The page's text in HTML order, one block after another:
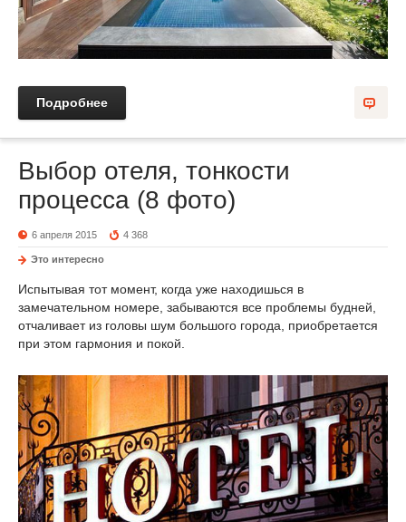
Подробнее
Выбор отеля, тонкости
процесса (8 фото)
6 апреля 2015 4 368
Это интересно
Испытывая тот момент, когда уже находишься в
замечательном номере, забываются все проблемы будней,
отчаливает из головы шум большого города, приобретается
при этом гармония и покой.